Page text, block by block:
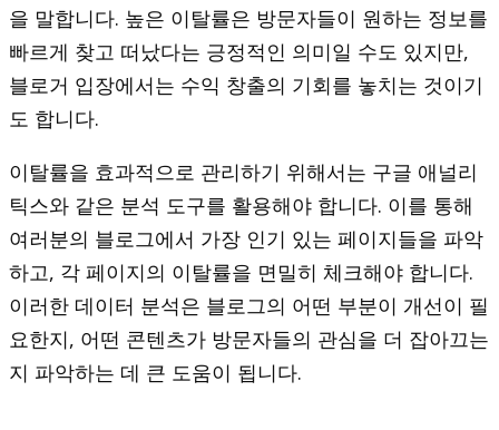
을 말합니다. 높은 이탈률은 방문자들이 원하는 정보를
빠르게 찾고 떠났다는 긍정적인 의미일 수도 있지만,
블로거 입장에서는 수익 창출의 기회를 놓치는 것이기
도 합니다.
이탈률을 효과적으로 관리하기 위해서는 구글 애널리
틱스와 같은 분석 도구를 활용해야 합니다. 이를 통해
여러분의 블로그에서 가장 인기 있는 페이지들을 파악
하고, 각 페이지의 이탈률을 면밀히 체크해야 합니다.
이러한 데이터 분석은 블로그의 어떤 부분이 개선이 필
요한지, 어떤 콘텐츠가 방문자들의 관심을 더 잡아끄는
지 파악하는 데 큰 도움이 됩니다.